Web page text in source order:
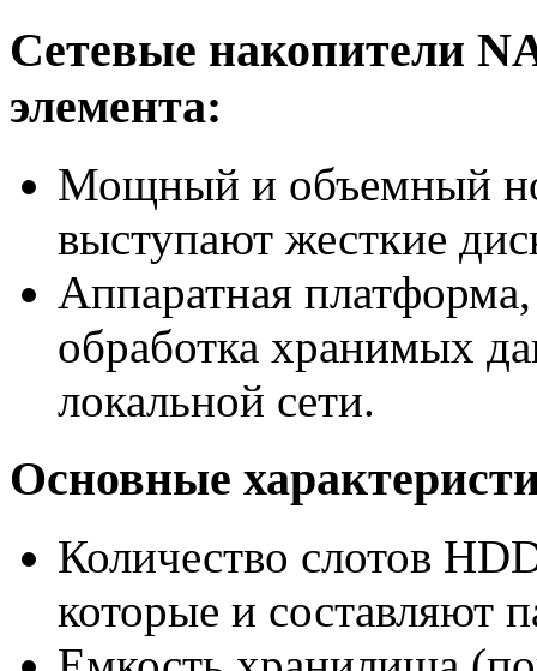
Сетевые накопители
элемента:
Мощный и объемный
выступают жесткие
Аппаратная платформа,
обработка хранимых
локальной сети.
Основные
Количество слотов
которые и составляют